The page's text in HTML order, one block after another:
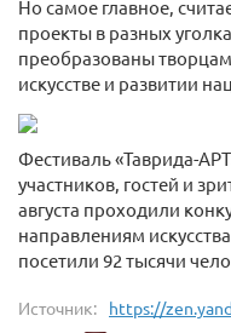
Но самое главное,
проекты в разных
преобразованы
искусстве и развитии
Фестиваль «Таврида-
участников, гостей и
августа проходили
направлениям
посетили 92 тысячи
Источник: https://